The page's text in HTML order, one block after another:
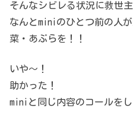
そんなシビレる状況に救世
なんとminiのひとつ前の人
菜・あぶらを！！
いや～！
助かった！
miniと同じ内容のコールを